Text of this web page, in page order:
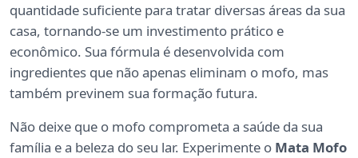
quantidade suficiente para tratar diversas áreas da sua
casa, tornando-se um investimento prático e
econômico. Sua fórmula é desenvolvida com
ingredientes que não apenas eliminam o mofo, mas
também previnem sua formação futura.
Não deixe que o mofo comprometa a saúde da sua
família e a beleza do seu lar. Experimente o Mata Mofo